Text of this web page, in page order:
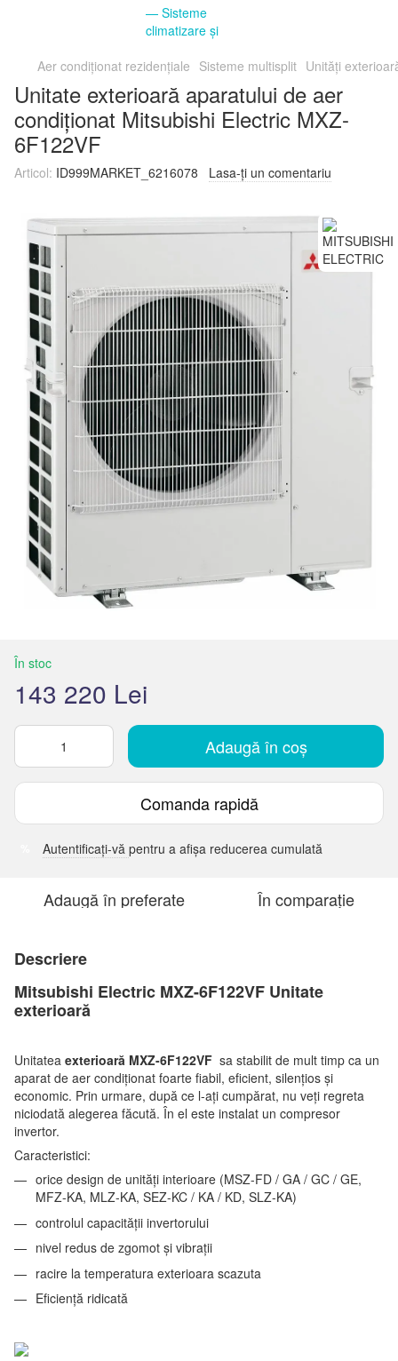
Aer condiționat rezidențiale Sisteme multisplit Unități
Unitate exterioară aparatului de aer
condiționat Mitsubishi Electric MXZ-
6F122VF
Articol: ID999MARKET_6216078 Lasa-ți un comentariu
În stoc
143 220 Lei
Adaugă în coș
Comanda rapidă
Autentificați-vă pentru a afișa reducerea cumulată
Adaugă în preferate În comparație
Descriere
Mitsubishi Electric MXZ-6F122VF Unitate
exterioară
Unitatea exterioară MXZ-6F122VF sa stabilit de mult timp ca un
aparat de aer condiționat foarte fiabil, eficient, silențios și
economic. Prin urmare, după ce l-ați cumpărat, nu veți regreta
niciodată alegerea făcută. În el este instalat un compresor
invertor.
Caracteristici:
orice design de unități interioare (MSZ-FD / GA / GC / GE,
MFZ-KA, MLZ-KA, SEZ-KC / KA / KD, SLZ-KA)
controlul capacității invertorului
nivel redus de zgomot și vibrații
racire la temperatura exterioara scazuta
Eficiență ridicată